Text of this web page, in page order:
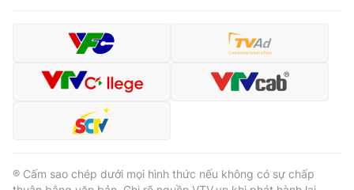
® Cấm sao chép dưới mọi hình thức nếu không có sự chấp